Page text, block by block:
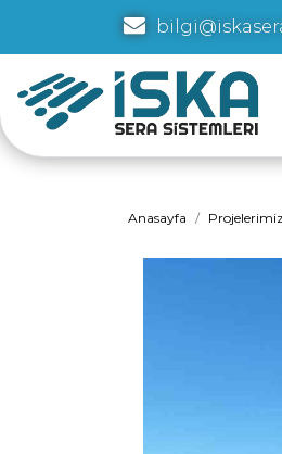
Anasayfa Projelerimiz